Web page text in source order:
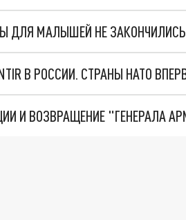
ДЛЯ МАЛЫШЕЙ НЕ ЗАКОНЧИЛИСЬ